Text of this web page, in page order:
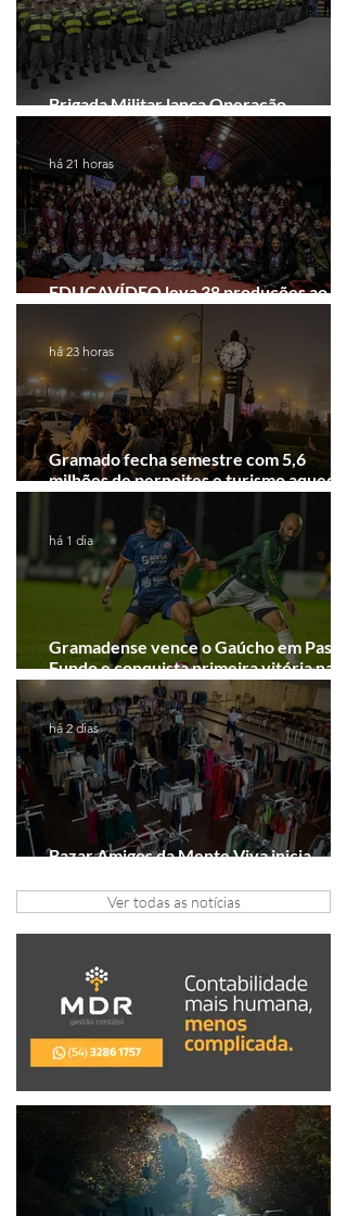
Brigada Militar lança Operação
Convergência na Região das Hortênsias
EDUCAVÍDEO leva 38 produções ao
Festival de Cinema de Gramado
há 21 horas
Gramado fecha semestre com 5,6
milhões de pernoites e turismo
Junho desponta!
há 23 horas
Gramadense vence o Gaúcho em Passo
Fundo e conquista primeira vitória na
Série A2
há 1 dia
Bazar Amigos da Mente Viva inicia
há 2 dias
Ver todas as notícias